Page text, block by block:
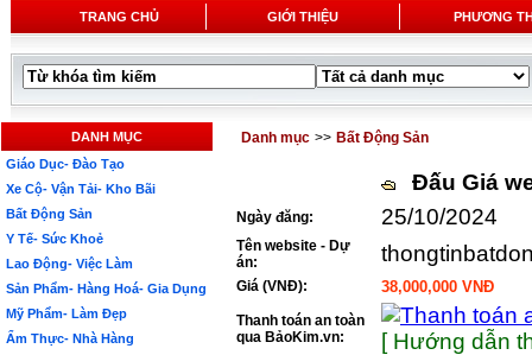
TRANG CHỦ GIỚI THIỆU PHƯƠNG
DANH MỤC
Giáo Dục- Đào Tạo
Xe Cộ- Vận Tải- Kho Bãi
Bất Động Sản
Y Tế- Sức Khoẻ
Lao Động- Việc Làm
Sản Phẩm- Hàng Hoá- Gia Dụng
Mỹ Phẩm- Làm Đẹp
Ẩm Thực- Nhà Hàng
Danh mục >> Bất Động Sản
Đấu Giá
Ngày đăng: 25/10/2024
Tên website - Dự
án:
Giá (VNĐ): 38,000,000 VNĐ
Thanh toán an toàn
qua BảoKim.vn:
[ Hướng dẫn